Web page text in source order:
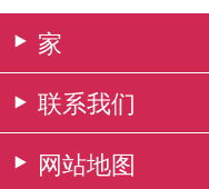
家
联系我们
网站地图